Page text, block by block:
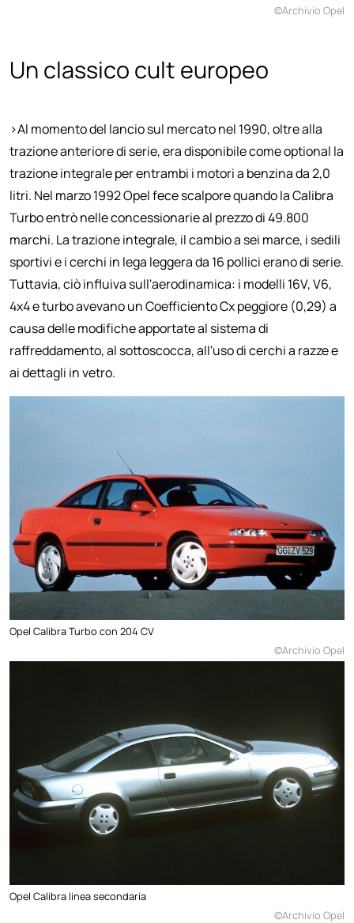
©Archivio Opel
Un classico cult europeo
>Al momento del lancio sul mercato nel 1990, oltre alla
trazione anteriore di serie, era disponibile come optional la
trazione integrale per entrambi i motori a benzina da 2,0
litri. Nel marzo 1992 Opel fece scalpore quando la Calibra
Turbo entrò nelle concessionarie al prezzo di 49.800
marchi. La trazione integrale, il cambio a sei marce, i sedili
sportivi e i cerchi in lega leggera da 16 pollici erano di serie.
Tuttavia, ciò influiva sull'aerodinamica: i modelli 16V, V6,
4x4 e turbo avevano un Coefficiento Cx peggiore (0,29) a
causa delle modifiche apportate al sistema di
raffreddamento, al sottoscocca, all'uso di cerchi a razze e
ai dettagli in vetro.
Opel Calibra Turbo con 204 CV
©Archivio Opel
Opel Calibra linea secondaria
©Archivio Opel